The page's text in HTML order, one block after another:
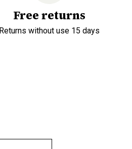
Free returns
Returns without use 15 days